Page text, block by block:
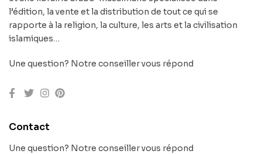
l’édition, la vente et la distribution de tout ce qui se
rapporte à la religion, la culture, les arts et la civilisation
islamiques…
Une question? Notre conseiller vous répond
Contact
Une question? Notre conseiller vous répond